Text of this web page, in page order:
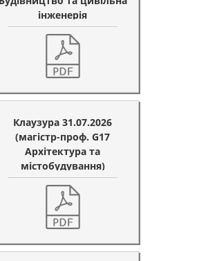
інженерія
Клаузура 31.07.2026
(магістр-проф. G17
Архітектура та
містобудування)